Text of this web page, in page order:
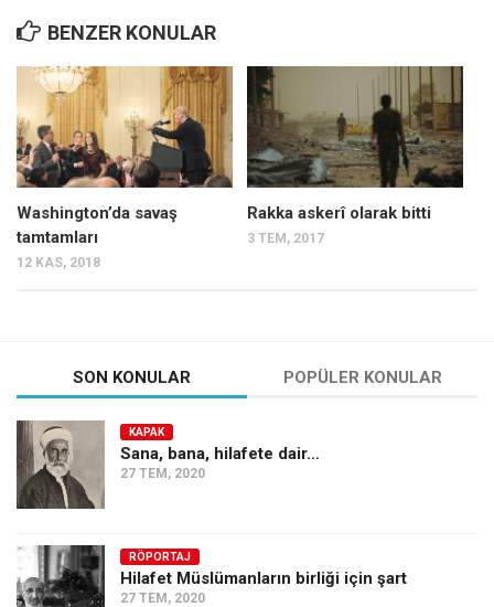
Mehmet Ali Tekin
Abir E. Nahas
Amina S. Jenenkovic
Bağdagül Öz
Esra Elönü
» Yazar arşivi
Bu Sayı
Kültür Sanat
Karisi kitap sualleri
7 soruda bu hafta
Spor
Manzara
BENZER KONULAR
Washington’da savaş
tamtamları
12 KAS, 2018
Rakka askerî olarak bitti
3 TEM, 2017
SON KONULAR POPÜLER KONULAR
KAPAK
Sana, bana, hilafete dair…
27 TEM, 2020
RÖPORTAJ
Hilafet Müslümanların birliği için şart
27 TEM, 2020